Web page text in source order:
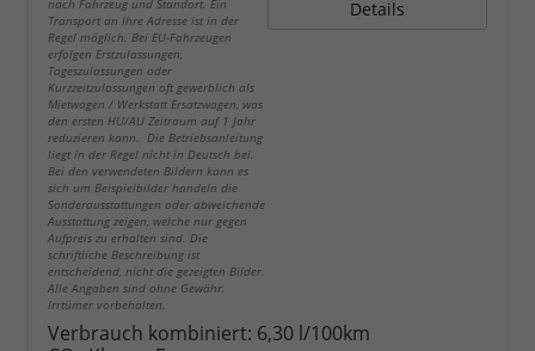
nach Fahrzeug und Standort. Ein
Transport an Ihre Adresse ist in der
Regel möglich. Bei EU-Fahrzeugen
erfolgen Erstzulassungen,
Tageszulassungen oder
Kurzzeitzulassungen oft gewerblich als
Mietwagen / Werkstatt Ersatzwagen, was
den ersten HU/AU Zeitraum auf 1 Jahr
reduzieren kann. Die Betriebsanleitung
liegt in der Regel nicht in Deutsch bei.
Bei den verwendeten Bildern kann es
sich um Beispielbilder handeln die
Sonderausstattungen oder abweichende
Ausstattung zeigen, welche nur gegen
Aufpreis zu erhalten sind. Die
schriftliche Beschreibung ist
entscheidend, nicht die gezeigten Bilder.
Alle Angaben sind ohne Gewähr.
Irrtümer vorbehalten.
Details
Verbrauch kombiniert: 6,30 l/100km